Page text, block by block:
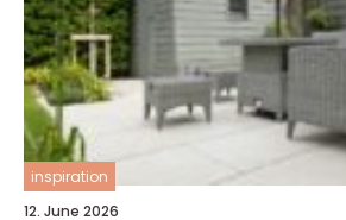
inspiration
12. June 2026